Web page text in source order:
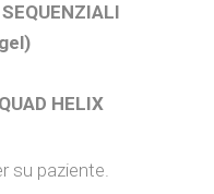
HELIX
su paziente.